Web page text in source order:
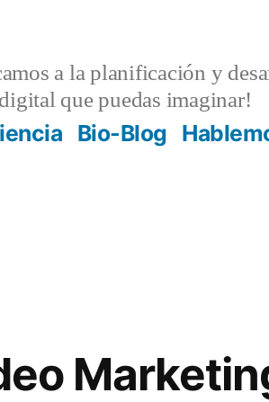
a la planificación y
que puedas imaginar!
Bio-Blog